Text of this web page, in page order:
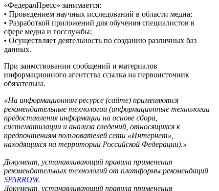
«ФедералПресс» занимается:
• Проведением научных исследований в области медиа;
• Разработкой приложений для обучения специалистов в
сфере медиа и госслужбы;
• Осуществляет деятельность по созданию различных баз
данных.
При заимствовании сообщений и материалов
информационного агентства ссылка на первоисточник
обязательна.
«На информационном ресурсе (сайте) применяются
рекомендательные технологии (информационные технологии
предоставления информации на основе сбора,
систематизации и анализа сведений, относящихся к
предпочтениям пользователей сети «Интернет»,
находящихся на территории Российской Федерации).»
Документ, устанавливающий правила применения
рекомендательных технологий от платформы рекомендаций
SPARROW.
Документ, устанавливающий правила применения